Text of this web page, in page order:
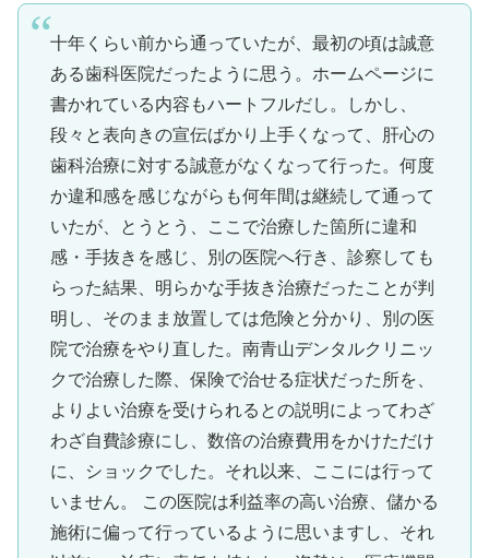
十年くらい前から通っていたが、最初の頃は誠意
ある歯科医院だったように思う。ホームページに
書かれている内容もハートフルだし。しかし、
段々と表向きの宣伝ばかり上手くなって、肝心の
歯科治療に対する誠意がなくなって行った。何度
か違和感を感じながらも何年間は継続して通って
いたが、とうとう、ここで治療した箇所に違和
感・手抜きを感じ、別の医院へ行き、診察しても
らった結果、明らかな手抜き治療だったことが判
明し、そのまま放置しては危険と分かり、別の医
院で治療をやり直した。南青山デンタルクリニッ
クで治療した際、保険で治せる症状だった所を、
よりよい治療を受けられるとの説明によってわざ
わざ自費診療にし、数倍の治療費用をかけただけ
に、ショックでした。それ以来、ここには行って
いません。 この医院は利益率の高い治療、儲かる
施術に偏って行っているように思いますし、それ